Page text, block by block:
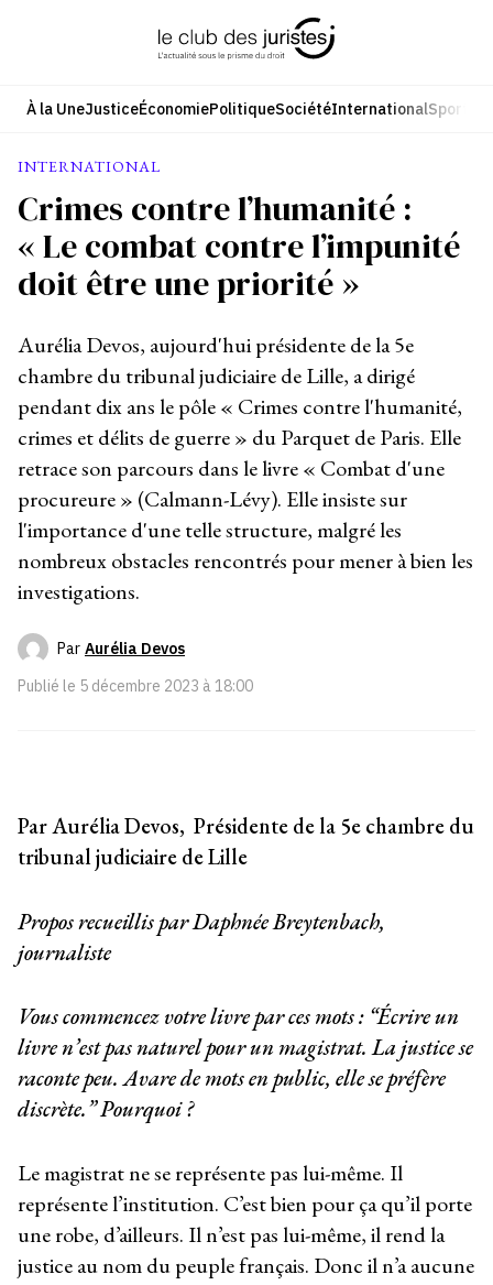
À la UneJusticeÉconomiePolitiqueSociétéInternationalSport
INTERNATIONAL
Crimes contre l’humanité :
« Le combat contre l’impunité
doit être une priorité »
Aurélia Devos, aujourd'hui présidente de la 5e
chambre du tribunal judiciaire de Lille, a dirigé
pendant dix ans le pôle « Crimes contre l'humanité,
crimes et délits de guerre » du Parquet de Paris. Elle
retrace son parcours dans le livre « Combat d'une
procureure » (Calmann-Lévy). Elle insiste sur
l'importance d'une telle structure, malgré les
nombreux obstacles rencontrés pour mener à bien les
investigations.
Par Aurélia Devos
Publié le 5 décembre 2023 à 18:00
Par Aurélia Devos, Présidente de la 5e chambre du
tribunal judiciaire de Lille
Propos recueillis par Daphnée Breytenbach,
journaliste
Vous commencez votre livre par ces mots : “Écrire un
livre n’est pas naturel pour un magistrat. La justice se
raconte peu. Avare de mots en public, elle se préfère
discrète.” Pourquoi ?
Le magistrat ne se représente pas lui-même. Il
représente l’institution. C’est bien pour ça qu’il porte
une robe, d’ailleurs. Il n’est pas lui-même, il rend la
justice au nom du peuple français. Donc il n’a aucune